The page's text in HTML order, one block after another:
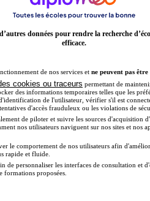
et Technologie (PT) 2e année
des étudiants polyvalents
données pour rendre la recherche
efficace.
de nos services et ne peuvent pas être
cookies ou traceurs permettant de
des informations temporaires telles que les
de l'utilisateur, vérifier s'il est
d'accès frauduleux ou les violations de
de piloter et suivre les sources d'acquisition
nos utilisateurs naviguent sur nos sites et nos
le comportement de nos utilisateurs afin
rapide et fluide.
de personnaliser les interfaces de consultation et
formations proposées.